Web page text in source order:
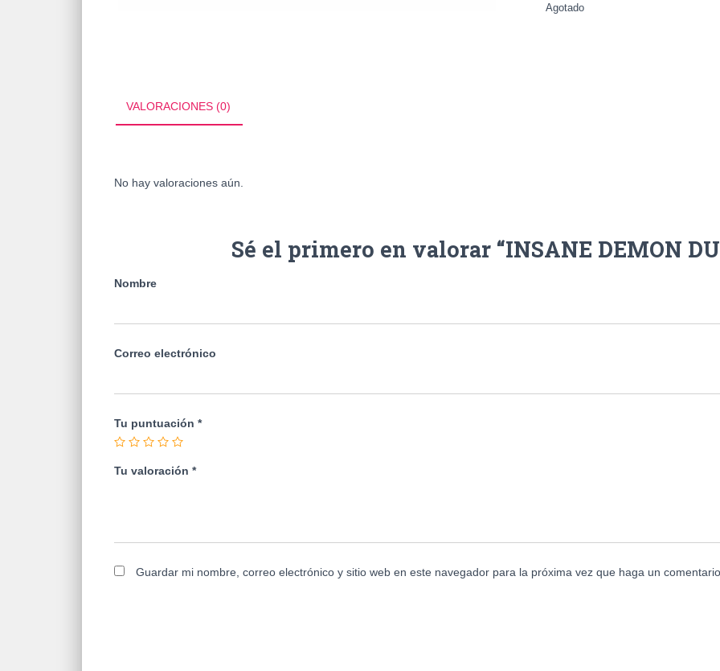
Agotado
VALORACIONES (0)
No hay valoraciones aún.
Sé el primero en valorar “INSANE DEMON
Nombre
Correo electrónico
Tu puntuación *
Tu valoración *
Guardar mi nombre, correo electrónico y sitio web en este navegador para la próxima vez que haga un